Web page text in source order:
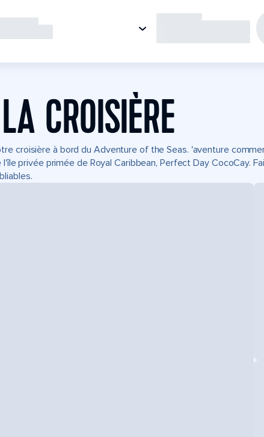
CROISIÈRE
croisière à bord du Adventure of the Seas. 'aventure
privée primée de Royal Caribbean, Perfect Day CocoCay.